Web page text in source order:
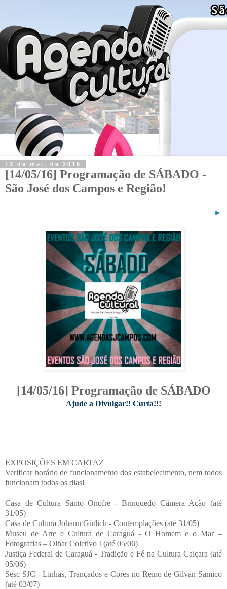
13 de mai. de 2016
[14/05/16] Programação de SÁBADO -
São José dos Campos e Região!
►
[14/05/16] Programação de SÁBADO
Ajude a Divulgar!! Curta!!!
EXPOSIÇÕES EM CARTAZ
Verificar horário de funcionamento dos estabelecimento, nem todos
funcionam todos os dias!
Casa de Cultura Santo Onofre - Brinquedo Câmera Ação (até
31/05)
Casa de Cultura Johann Gütlich - Contemplações (até 31/05)
Museu de Arte e Cultura de Caraguá - O Homem e o Mar –
Fotografias – Olhar Coletivo I (até 05/06)
Justiça Federal de Caraguá - Tradição e Fé na Cultura Caiçara (até
05/06)
Sesc SJC - Linhas, Trançados e Cores no Reino de Gilvan Samico
(até 03/07)